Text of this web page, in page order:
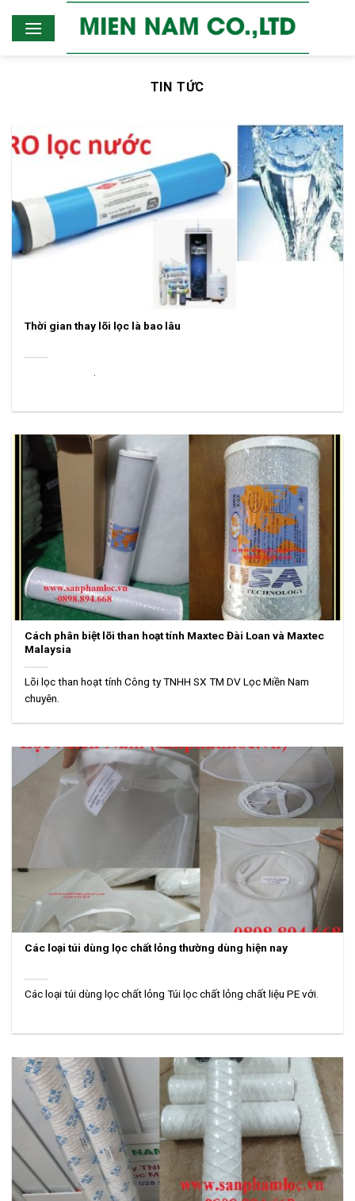
TIN TỨC
Thời gian thay lõi lọc là bao lâu
Cách phân biệt lõi than hoạt tính Maxtec Đài Loan và Maxtec
Malaysia
Lõi lọc than hoạt tính Công ty TNHH SX TM DV Lọc Miền Nam
chuyên.
Các loại túi dùng lọc chất lỏng thường dùng hiện nay
Các loại túi dùng lọc chất lỏng Túi lọc chất lỏng chất liệu PE với.